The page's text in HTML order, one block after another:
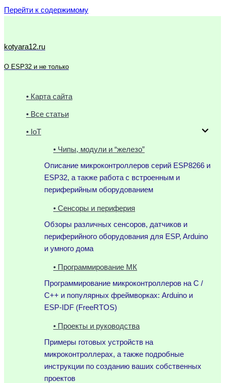
Перейти к содержимому
kotyara12.ru
О ESP32 и не только
• Карта сайта
• Все статьи
• IoT
• Чипы, модули и “железо”
Описание микроконтроллеров серий ESP8266 и
ESP32, а также работа с встроенным и
периферийным оборудованием
• Сенсоры и периферия
Обзоры различных сенсоров, датчиков и
периферийного оборудования для ESP, Arduino
и умного дома
• Программирование МК
Программирование микроконтроллеров на C /
C++ и популярных фреймворках: Arduino и
ESP-IDF (FreeRTOS)
• Проекты и руководства
Примеры готовых устройств на
микроконтроллерах, а также подробные
инструкции по созданию ваших собственных
проектов